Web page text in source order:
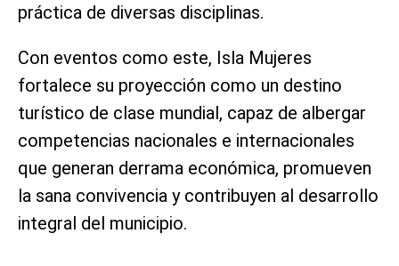
práctica de diversas disciplinas.
Con eventos como este, Isla Mujeres
fortalece su proyección como un destino
turístico de clase mundial, capaz de albergar
competencias nacionales e internacionales
que generan derrama económica, promueven
la sana convivencia y contribuyen al desarrollo
integral del municipio.